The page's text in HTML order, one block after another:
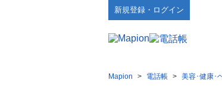
新規登録・ログイン
Mapion > 電話帳 > 美容･健康･